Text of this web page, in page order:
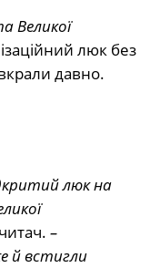
Великої
люк без
давно.
люк на
–
й встигли